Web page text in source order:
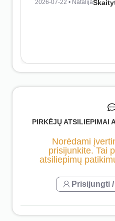
2026-07-22 • Natalija
PIRKĖJŲ ATSILIEPIMAI
Norėdami
prisijunkite. Tai
atsiliepimų
Prisijungti